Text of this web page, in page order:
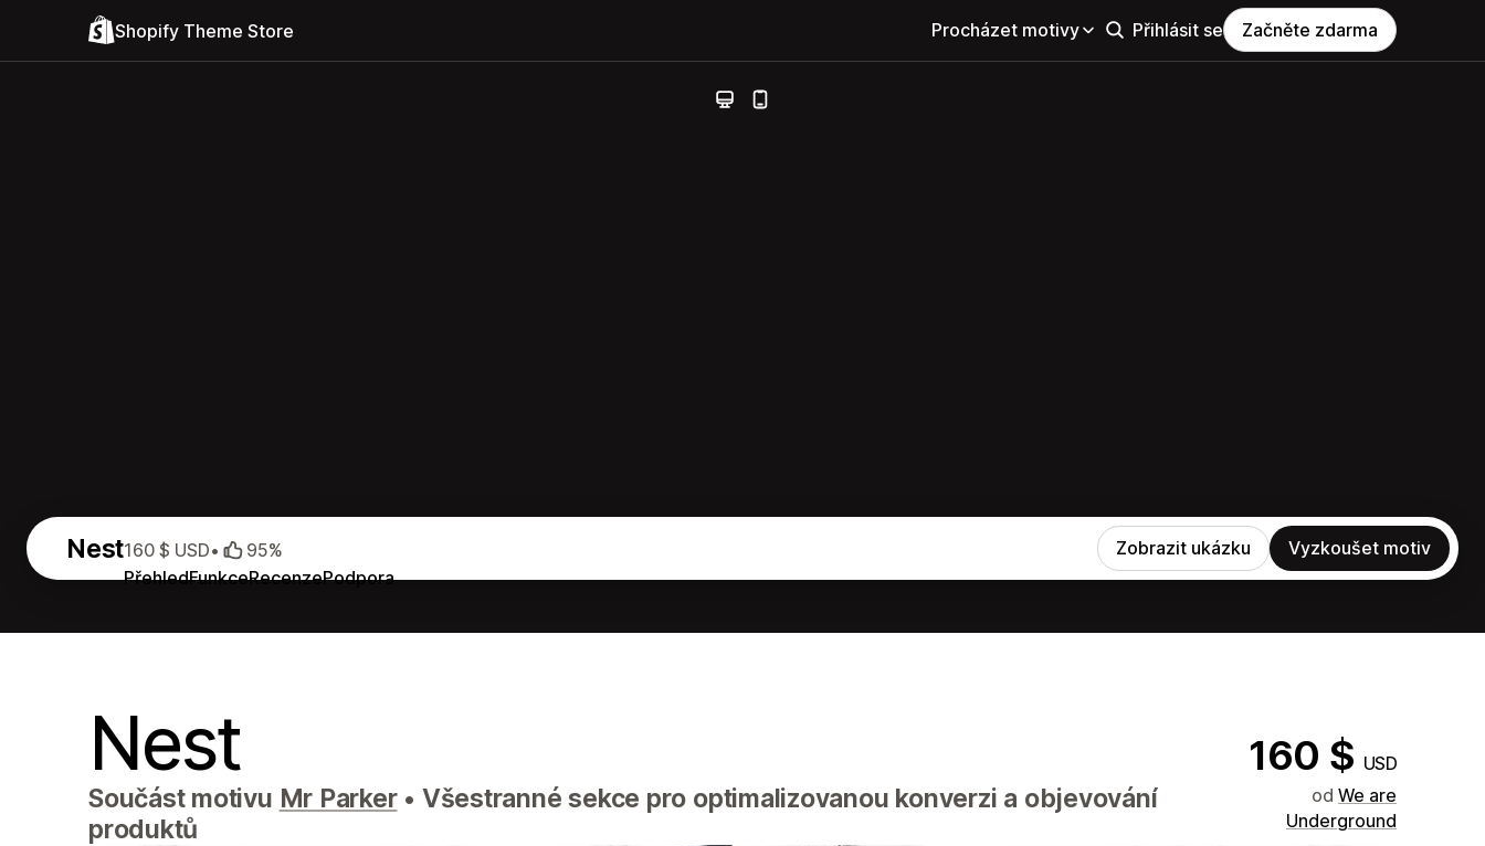
Shopify Theme Store Procházet motivy Přihlásit se Začněte zdarma
Nest
PřehledFunkceRecenzePodpora
160 $ USD• 95% Zobrazit ukázku Vyzkoušet motiv
Nest 160 $ USD
Součást motivu Mr Parker • Všestranné sekce pro optimalizovanou konverzi a objevování
produktů
od We are
Underground